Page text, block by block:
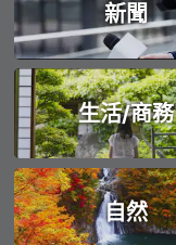
新聞
生活/商務
自然